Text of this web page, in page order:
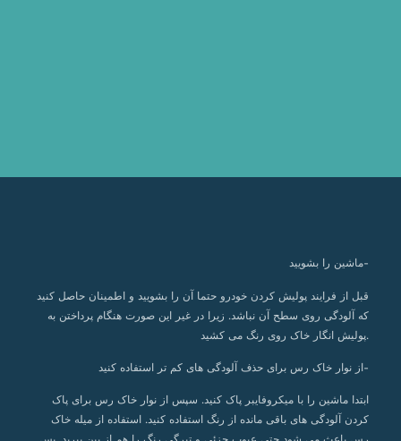
ماشین را بشویید-
قبل از فرایند پولیش کردن خودرو حتما آن را بشویید و اطمینان حاصل کنید
که آلودگی روی سطح آن نباشد. زیرا در غیر این صورت هنگام پرداختن به
پولیش انگار خاک روی رنگ می کشید.
از نوار خاک رس برای حذف آلودگی های کم تر استفاده کنید-
ابتدا ماشین را با میکروفایبر پاک کنید. سپس از نوار خاک رس برای پاک
کردن آلودگی های باقی مانده از رنگ استفاده کنید. استفاده از میله خاک